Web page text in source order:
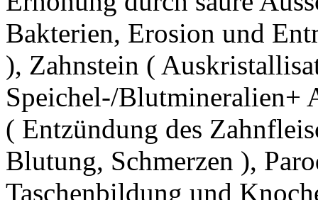
Bakterien, Erosion und
), Zahnstein (
Speichel-/Blutmineralien+
( Entzündung des
Blutung, Schmerzen ),
Taschenbildung und